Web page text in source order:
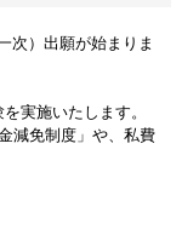
次）出願が始まりま
実施いたします。
減免制度」や、私費